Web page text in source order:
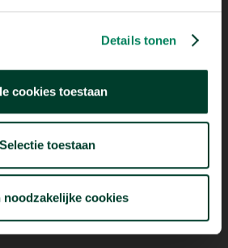
Details tonen
cookies toestaan
Selectie toestaan
noodzakelijke cookies
dankzij